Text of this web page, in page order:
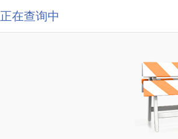
正在查询中